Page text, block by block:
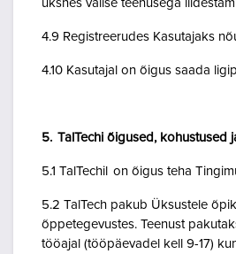
üksnes välise teenusega
4.9 Registreerudes Kasutajaks
4.10 Kasutajal on õigus saada
5. TalTechi õigused, kohustused
5.1 TalTechil on õigus teha
5.2 TalTech pakub Üksustele
õppetegevustes. Teenust
tööajal (tööpäevadel kell 9-17)